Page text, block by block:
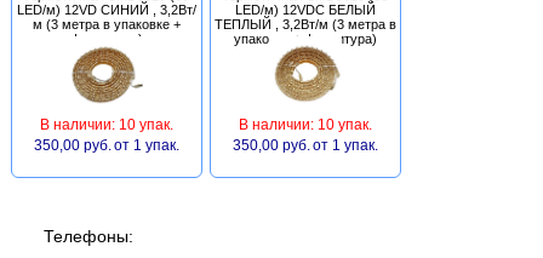
LED/м) 12VD СИНИЙ , 3,2Вт/
м (3 метра в упаковке +
фурнитура)
В наличии: 10 упак.
350,00 руб. от 1 упак.
LED/м) 12VDC БЕЛЫЙ
ТЕПЛЫЙ , 3,2Вт/м (3 метра в
упаковке + фурнитура)
В наличии: 10 упак.
350,00 руб. от 1 упак.
Телефоны: